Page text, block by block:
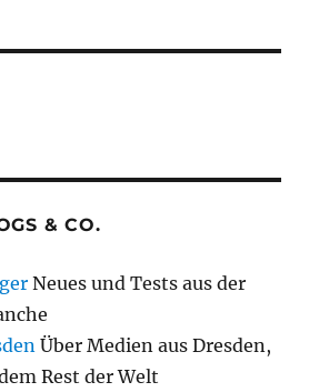
& CO.
Neues und Tests aus der
Über Medien aus Dresden,
Rest der Welt